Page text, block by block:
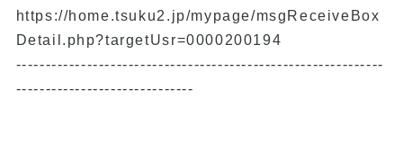
https://home.tsuku2.jp/mypage/msgReceiveBox
Detail.php?targetUsr=0000200194
--------------------------------------------------------------
------------------------------